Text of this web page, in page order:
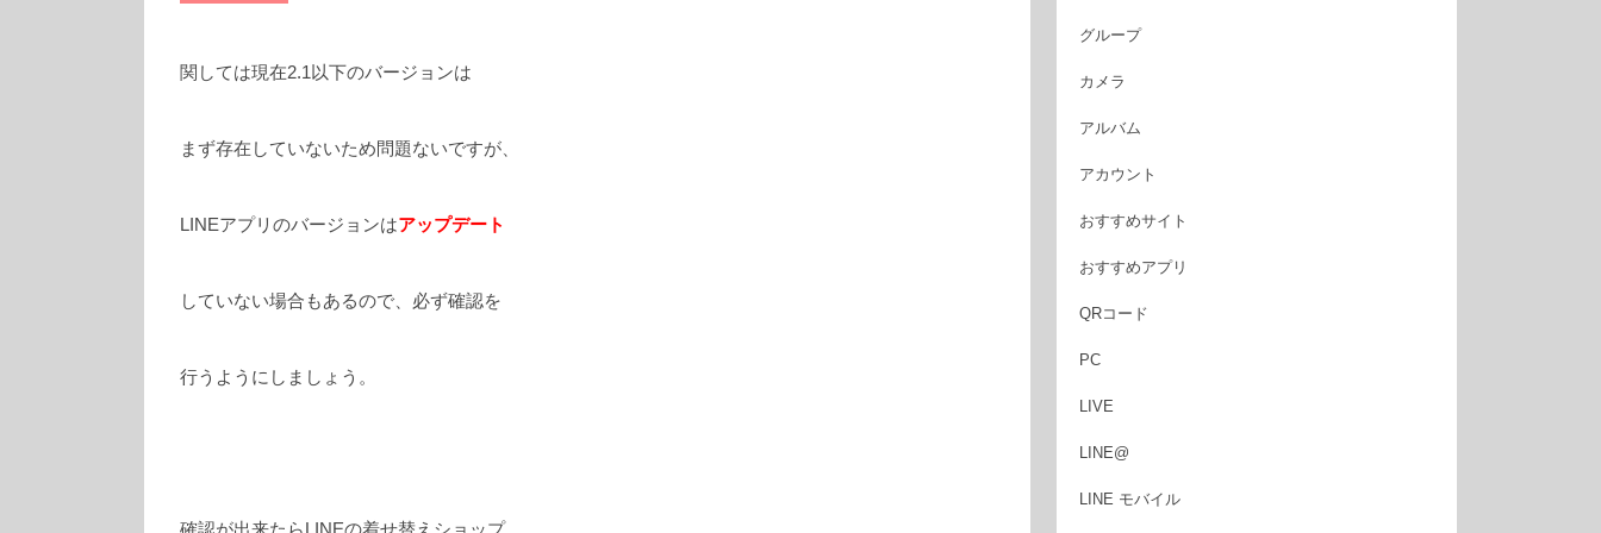
関しては現在2.1以下のバージョンは
まず存在していないため問題ないですが、
LINEアプリのバージョンはアップデート
していない場合もあるので、必ず確認を
行うようにしましょう。
グループ
カメラ
アルバム
アカウント
おすすめサイト
おすすめアプリ
QRコード
PC
LIVE
LINE@
LINE モバイル